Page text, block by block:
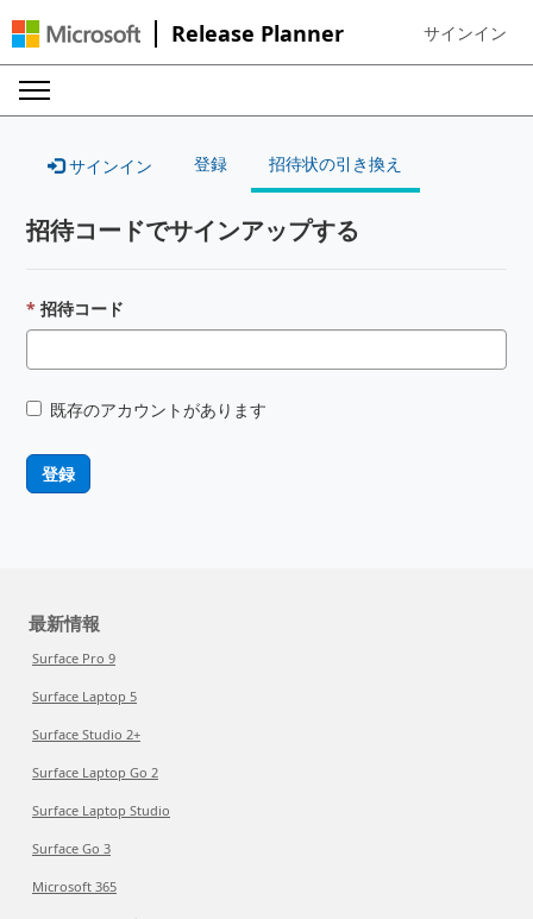
Release Planner Sign in to
サインイン
サインイン 登録 招待状の引き換え
招待コードでサインアップする
招待コード
既存のアカウントがあります
登録
最新情報
Surface Pro 9
Surface Laptop 5
Surface Studio 2+
Surface Laptop Go 2
Surface Laptop Studio
Surface Go 3
Microsoft 365